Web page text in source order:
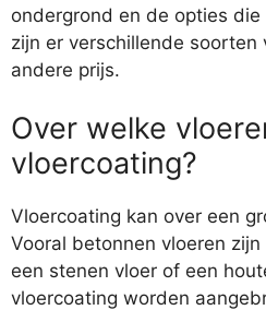
ondergrond en de opties
zijn er verschillende soorten
andere prijs.
Over welke
vloercoating?
Vloercoating kan over een
Vooral betonnen vloeren
een stenen vloer of een
vloercoating worden